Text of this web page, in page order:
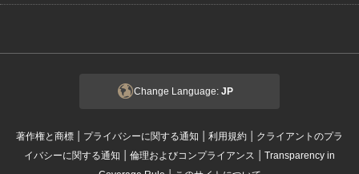
Change Language: JP
著作権と商標 | プライバシーに関する通知 | 利用規約 | クライアントのプラ
イバシーに関する通知 | 倫理およびコンプライアンス | Transparency in